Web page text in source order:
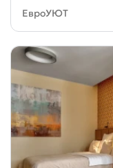
ЕвроУЮТ